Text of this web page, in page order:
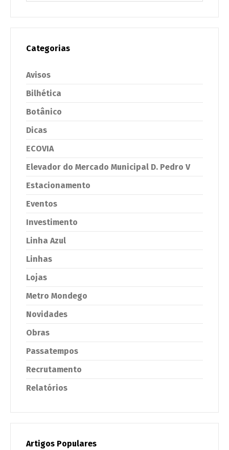
Categorias
Avisos
Bilhética
Botânico
Dicas
ECOVIA
Elevador do Mercado Municipal D. Pedro V
Estacionamento
Eventos
Investimento
Linha Azul
Linhas
Lojas
Metro Mondego
Novidades
Obras
Passatempos
Recrutamento
Relatórios
Artigos Populares